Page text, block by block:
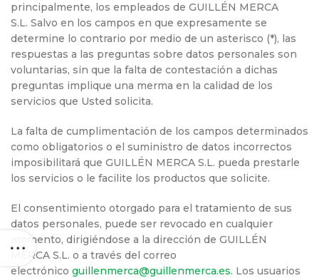
principalmente, los empleados de GUILLÉN MERCA
S.L. Salvo en los campos en que expresamente se
determine lo contrario por medio de un asterisco (*), las
respuestas a las preguntas sobre datos personales son
voluntarias, sin que la falta de contestación a dichas
preguntas implique una merma en la calidad de los
servicios que Usted solicita.
La falta de cumplimentación de los campos determinados
como obligatorios o el suministro de datos incorrectos
imposibilitará que GUILLÉN MERCA S.L. pueda prestarle
los servicios o le facilite los productos que solicite.
El consentimiento otorgado para el tratamiento de sus
datos personales, puede ser revocado en cualquier
momento, dirigiéndose a la dirección de GUILLÉN
MERCA S.L. o a través del correo
electrónico guillenmerca@guillenmerca.es. Los usuarios